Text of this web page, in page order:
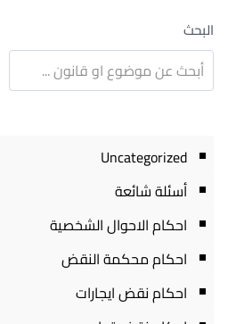
البحث
Uncategorized
أسئلة شائعة
احكام الاحوال الشخصية
احكام محكمة النقض
احكام نقض ايجارات